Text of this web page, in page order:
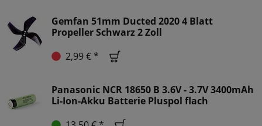
Gemfan 51mm Ducted 2020 4 Blatt
Propeller Schwarz 2 Zoll
2,99 € *
Panasonic NCR 18650 B 3.6V - 3.7V 3400mAh
Li-Ion-Akku Batterie Pluspol flach